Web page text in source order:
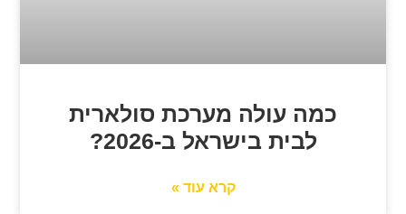
כמה עולה מערכת סולארית
לבית בישראל ב-2026?
קרא עוד »